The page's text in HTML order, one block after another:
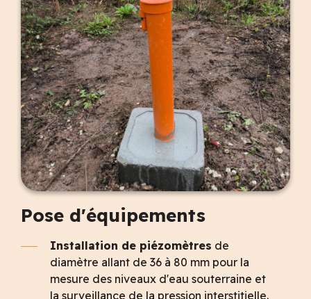
Pose d'équipements
Installation de piézomètres de
diamètre allant de 36 à 80 mm pour la
mesure des niveaux d'eau souterraine et
la surveillance de la pression interstitielle.